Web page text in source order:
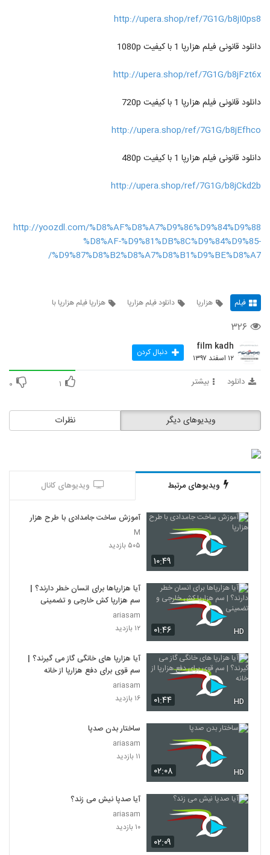
http://upera.shop/ref/7G1G/b8jI0ps8
دانلود قانونی فیلم هزارپا 1 با کیفیت 1080p
http://upera.shop/ref/7G1G/b8jFzt6x
دانلود قانونی فیلم هزارپا 1 با کیفیت 720p
http://upera.shop/ref/7G1G/b8jEfhco
دانلود قانونی فیلم هزارپا 1 با کیفیت 480p
http://upera.shop/ref/7G1G/b8jCkd2b
http://yoozdl.com/%D8%AF%D8%A7%D9%86%D9%84%D9%88
%D8%AF-%D9%81%DB%8C%D9%84%D9%85-
%D9%87%D8%B2%D8%A7%D8%B1%D9%BE%D8%A7/
فیلم هزارپا دانلود فیلم هزارپا هزارپا فیلم هزارپا با
۳۲۶
film kadh
۱۲ اسفند ۱۳۹۷ دنبال کردن
دانلود بیشتر ۱ ۰
نظرات ویدیوهای دیگر
ویدیوهای مرتبط ویدیوهای کانال
۱۰:۴۹
آموزش ساخت جامدادی با طرح هزارپا
M
۵۰۵ بازدید
۰۱:۴۶ HD
آیا هزارپاها برای انسان خطر دارند؟ |
سم هزارپا کش خارجی و تضمینی
ariasam
۱۲ بازدید
۰۱:۴۴ HD
آیا هزارپا های خانگی گاز می گیرند؟ |
سم قوی برای دفع هزارپا از خانه
ariasam
۱۶ بازدید
۰۲:۰۸ HD
ساختار بدن صدپا
ariasam
۱۱ بازدید
۰۲:۰۹
آیا صدپا نیش می زند؟
ariasam
۱۰ بازدید